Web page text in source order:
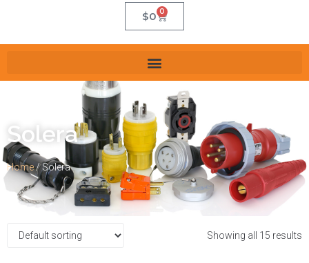
$0 0
Solera
Home/ Solera
Showing all 15 results